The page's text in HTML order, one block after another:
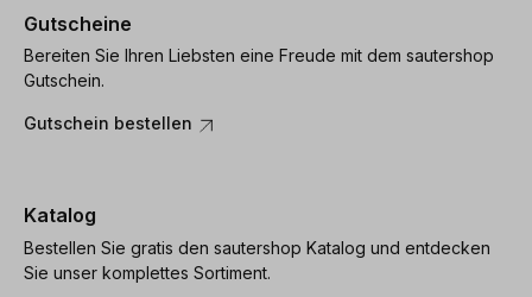
Gutscheine
Bereiten Sie Ihren Liebsten eine Freude mit dem sautershop
Gutschein.
Gutschein bestellen
Katalog
Bestellen Sie gratis den sautershop Katalog und entdecken
Sie unser komplettes Sortiment.